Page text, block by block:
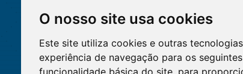
O nosso site usa cookies
Este site utiliza cookies e outras
experiência de navegação para os
funcionalidade básica do site para